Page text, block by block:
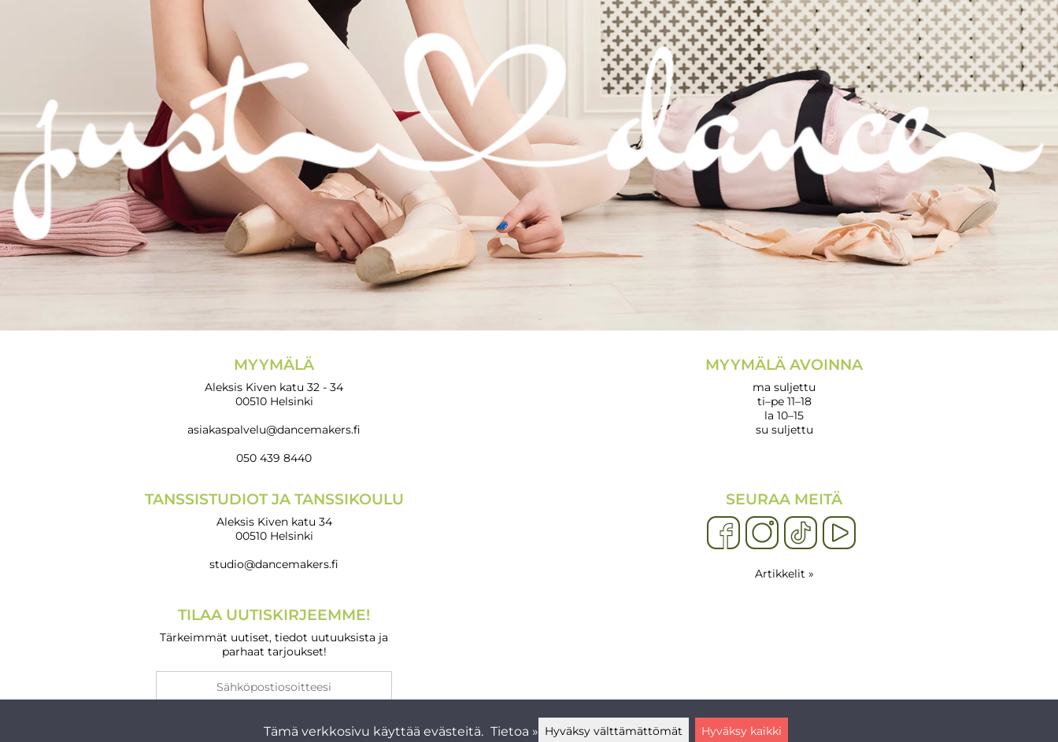
MYYMÄLÄ
Aleksis Kiven katu 32 - 34
00510 Helsinki
asiakaspalvelu@dancemakers.fi
050 439 8440
MYYMÄLÄ AVOINNA
ma suljettu
ti–pe 11–18
la 10–15
su suljettu
TANSSISTUDIOT JA TANSSIKOULU
Aleksis Kiven katu 34
00510 Helsinki
studio@dancemakers.fi
SEURAA MEITÄ
Artikkelit »
TILAA UUTISKIRJEEMME!
Tärkeimmät uutiset, tiedot uutuuksista ja
parhaat tarjoukset!
Tämä verkkosivu käyttää evästeitä. Tietoa » Hyväksy välttämättömät Hyväksy kaikki